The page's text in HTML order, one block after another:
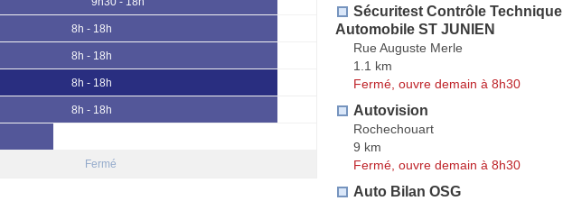
8h - 18h
8h - 18h
8h - 18h
8h - 18h
Fermé
Sécuritest Contrôle Technique
Automobile ST JUNIEN
Rue Auguste Merle
1.1 km
Fermé, ouvre demain à 8h30
Autovision
Rochechouart
9 km
Fermé, ouvre demain à 8h30
Auto Bilan OSG